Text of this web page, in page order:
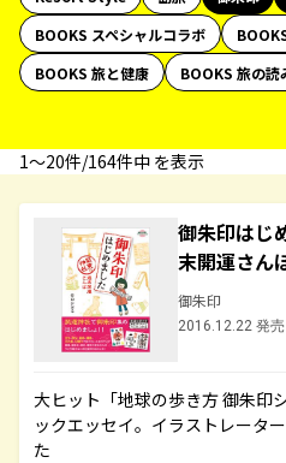
BOOKS スペシャルコラボ
BOOKS 旅と健康
BOOKS 旅の読
1〜20件/164件中 を表示
御朱印は
末開運さん
御朱印
2016.12.22 発売
大ヒット「地球の歩き方 御朱印
ックエッセイ。イラストレータ
た